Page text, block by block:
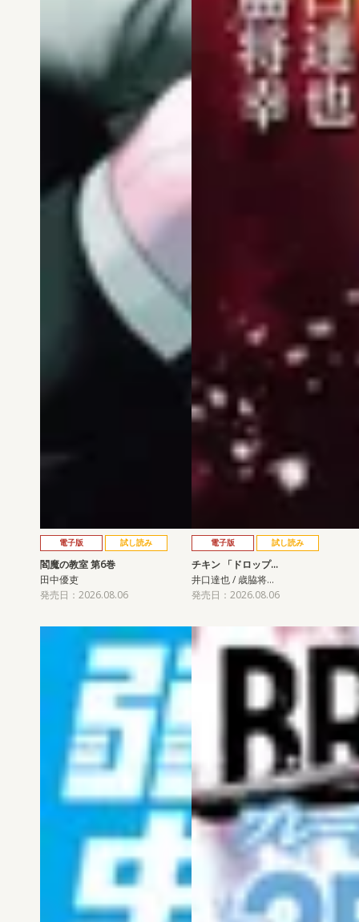
電子版 試し読み
閻魔の教室 第6巻
田中優吏
発売日：2026.08.06
電子版 試し読み
チキン 「ドロップ…
井口達也 / 歳脇将…
発売日：2026.08.06